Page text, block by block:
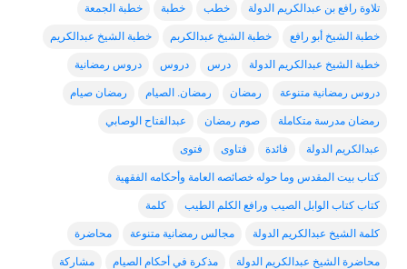
تلاوة رافع بن عبدالكريم الدولة خطب خطبة خطبة الجمعة
خطبة الشيخ أبو رافع خطبة الشيخ عبدالكربم خطبة الشيخ عبدالكريم
خطبة الشيخ عبدالكريم الدولة درس دروس دروس رمضانية
دروس رمضانية متنوعة رمضان رمضان. الصيام رمضان صيام
رمضان مدرسة متكاملة صوم رمضان عبدالفتاح الوصابي
عبدالكريم الدولة فائدة فتاوى فتوى
كتاب بيت المقدس وما حوله خصائصه العامة وأحكامه الفقهية
كتاب كتاب الوابل الصيب ورافع الكلم الطيب كلمة
كلمة الشيخ عبدالكريم الدولة مجالس رمضانية متنوعة محاضرة
محاضرة الشيخ عبدالكريم الدولة مذكرة في أحكام الصيام مشاركة